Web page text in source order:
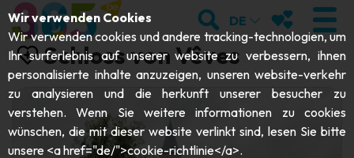
BESUCHEN
Abteien & Religiöse Monumente
ENTDECKEN
SUCHEN
DE MEINE
Schloss von Vêves
Wir verwenden Cookies
Wir verwenden cookies und andere tracking-technologien, um
Ihr surferlebnis auf unserer website zu verbessern, ihnen
personalisierte inhalte anzuzeigen, unseren website-verkehr
zu analysieren und die herkunft unserer besucher zu
verstehen. Wenn Sie weitere informationen zu cookies
wünschen, die mit dieser website verlinkt sind, lesen Sie bitte
unsere <a href="de/">cookie-richtlinie</a>.